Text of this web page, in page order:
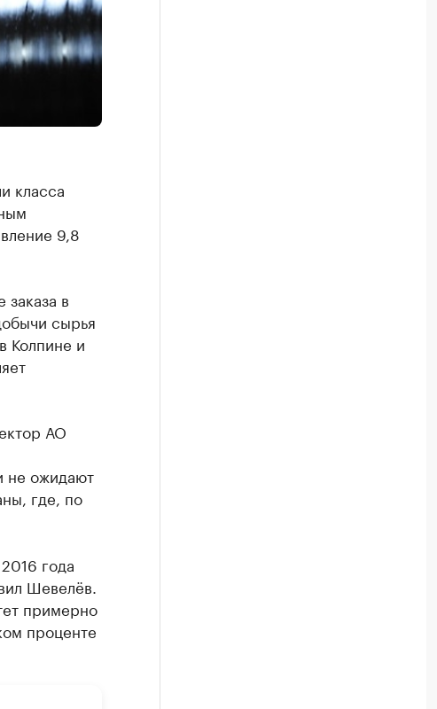
класса
9,8
в
сырья
Колпине и
АО
не ожидают
где, по
года
Шевелёв.
примерно
проценте